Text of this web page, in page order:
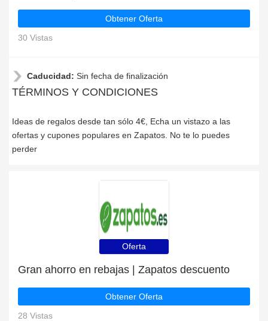
Obtener Oferta
30 Vistas
Caducidad: Sin fecha de finalización
TÉRMINOS Y CONDICIONES
Ideas de regalos desde tan sólo 4€, Echa un vistazo a las
ofertas y cupones populares en Zapatos. No te lo puedes
perder
Oferta
Gran ahorro en rebajas | Zapatos descuento
Obtener Oferta
28 Vistas